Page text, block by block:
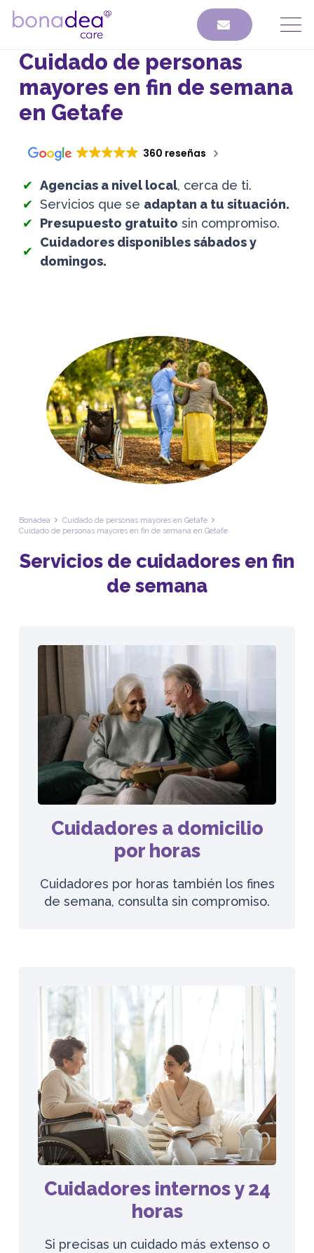
Cuidado de personas
mayores en fin de semana
en Getafe
360 reseñas
Agencias a nivel local, cerca de ti.
Servicios que se adaptan a tu situación.
Presupuesto gratuito sin compromiso.
Cuidadores disponibles sábados y
domingos.
Bonadea
Cuidado de personas mayores en Getafe
Cuidado de personas mayores en fin de semana en Getafe
Servicios de cuidadores en fin
de semana
Cuidadores a domicilio
por horas
Cuidadores por horas también los fines
de semana, consulta sin compromiso.
Cuidadores internos y 24
horas
Si precisas un cuidado más extenso o